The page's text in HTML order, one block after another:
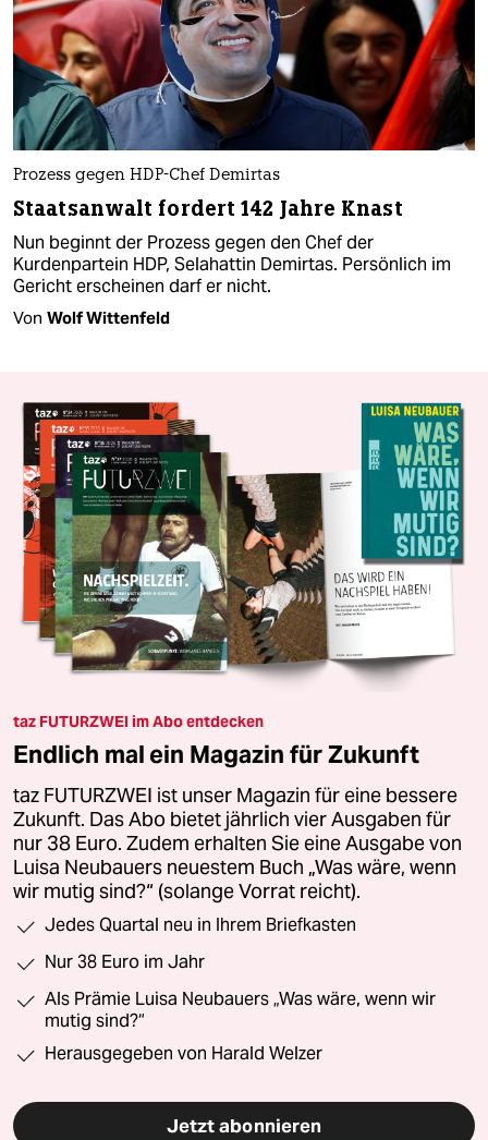
Prozess gegen HDP-Chef Demirtas
Staatsanwalt fordert 142 Jahre Knast
Nun beginnt der Prozess gegen den Chef der
Kurdenpartein HDP, Selahattin Demirtas. Persönlich im
Gericht erscheinen darf er nicht.
Von Wolf Wittenfeld
taz FUTURZWEI im Abo entdecken
Endlich mal ein Magazin für Zukunft
taz FUTURZWEI ist unser Magazin für eine bessere
Zukunft. Das Abo bietet jährlich vier Ausgaben für
nur 38 Euro. Zudem erhalten Sie eine Ausgabe von
Luisa Neubauers neuestem Buch „Was wäre, wenn
wir mutig sind?“ (solange Vorrat reicht).
Jedes Quartal neu in Ihrem Briefkasten
Nur 38 Euro im Jahr
Als Prämie Luisa Neubauers „Was wäre, wenn wir
mutig sind?“
Herausgegeben von Harald Welzer
Jetzt abonnieren